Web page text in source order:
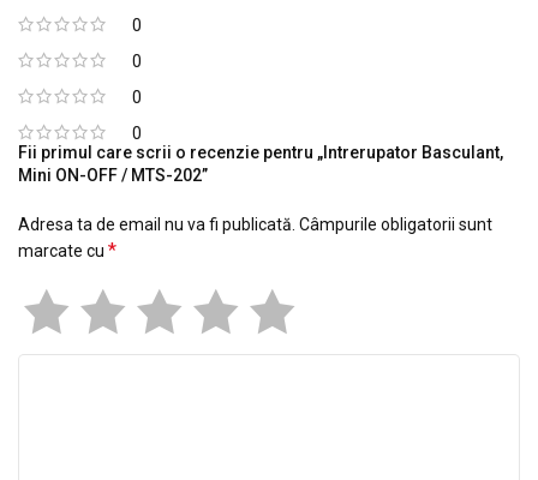
0
0
0
0
Fii primul care scrii o recenzie pentru „Intrerupator Basculant,
Mini ON-OFF / MTS-202”
Adresa ta de email nu va fi publicată. Câmpurile obligatorii sunt
marcate cu *